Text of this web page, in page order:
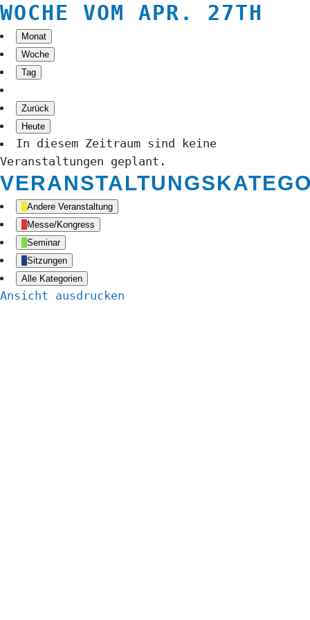
WOCHE VOM APR. 27TH
Monat
Woche
Tag
Zurück
Heute
In diesem Zeitraum sind keine
Veranstaltungen geplant.
Andere Veranstaltung
Messe/Kongress
Seminar
Sitzungen
Alle Kategorien
Ansicht ausdrucken